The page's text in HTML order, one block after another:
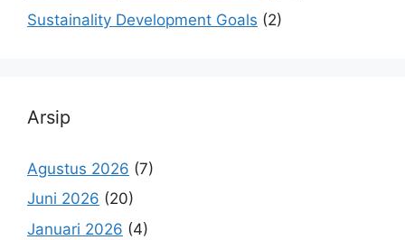
Sustainality Development Goals (2)
Arsip
Agustus 2026 (7)
Juni 2026 (20)
Januari 2026 (4)